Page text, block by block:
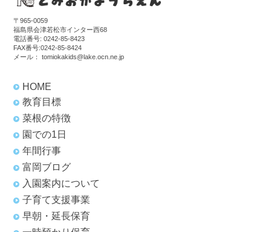
〒965-0059
福島県会津若松市インター西68
電話番号:0242-85-8423
FAX番号:0242-85-8424
メール：tomiokakids@lake.ocn.ne.jp
HOME
教育目標
菜根の特徴
園での1日
年間行事
富岡ブログ
入園案内について
子育て支援事業
早朝・延長保育